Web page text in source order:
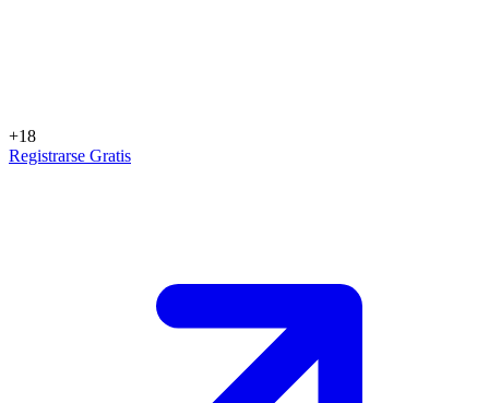
+18
Registrarse Gratis